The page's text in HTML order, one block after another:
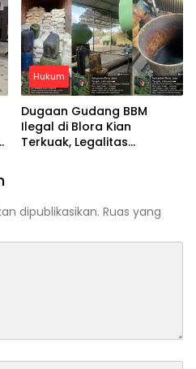
Hukum
Dugaan Gudang BBM
Ilegal di Blora Kian
Terkuak, Legalitas
dipublikasikan. Ruas yang